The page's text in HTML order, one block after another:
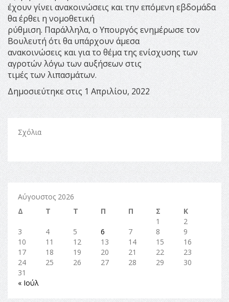
έχουν γίνει ανακοινώσεις και την επόμενη εβδομάδα
θα έρθει η νομοθετική
ρύθμιση. Παράλληλα, ο Υπουργός ενημέρωσε τον
Βουλευτή ότι θα υπάρχουν άμεσα
ανακοινώσεις και για το θέμα της ενίσχυσης των
αγροτών λόγω των αυξήσεων στις
τιμές των λιπασμάτων.
Δημοσιεύτηκε στις 1 Απριλίου, 2022
Σχόλια
Αύγουστος 2026
Δ
Τ Τ Π Π Σ
Κ
1
2
3
4 5 6 7 8
9
10
11 12 13 14 15
16
17
18 19 20 21 22
23
24
25 26 27 28 29
30
31
« Ιούλ